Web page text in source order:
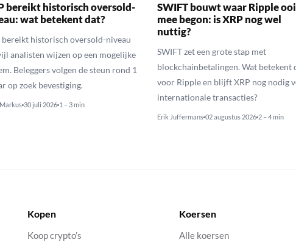
bereikt historisch oversold-
wat betekent dat?
bereikt historisch oversold-niveau
analisten wijzen op een mogelijke
Beleggers volgen de steun rond 1
op zoek bevestiging.
30 juli 2026 1 – 3 min
SWIFT bouwt waar Ripple
mee begon: is XRP nog wel
nuttig?
SWIFT zet een grote stap met
blockchainbetalingen. Wat betekent
voor Ripple en blijft XRP nog nodig
internationale transacties?
Erik Juffermans 02 augustus 2026 2 – 4 min
Kopen
Koop crypto’s
Koersen
Alle koersen